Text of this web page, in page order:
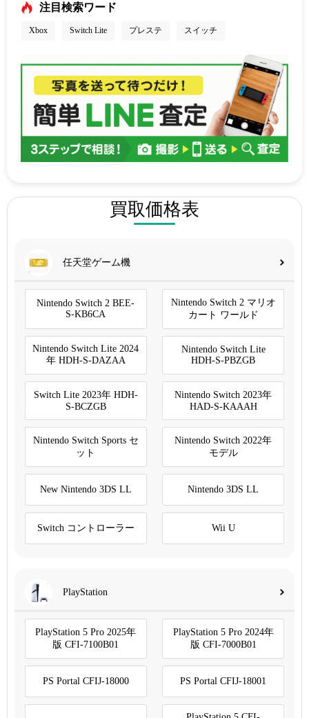
注目検索ワード
Xbox Switch Lite プレステ スイッチ
買取価格表
任天堂ゲーム機
Nintendo Switch 2 BEE-
S-KB6CA
Nintendo Switch 2 マリオ
カート ワールド
Nintendo Switch Lite 2024
年 HDH-S-DAZAA
Nintendo Switch Lite
HDH-S-PBZGB
Switch Lite 2023年 HDH-
S-BCZGB
Nintendo Switch 2023年
HAD-S-KAAAH
Nintendo Switch Sports セ
ット
Nintendo Switch 2022年
モデル
New Nintendo 3DS LL Nintendo 3DS LL
Switch コントローラー Wii U
PlayStation
PlayStation 5 Pro 2025年
版 CFI-7100B01
PlayStation 5 Pro 2024年
版 CFI-7000B01
PS Portal CFIJ-18000 PS Portal CFIJ-18001